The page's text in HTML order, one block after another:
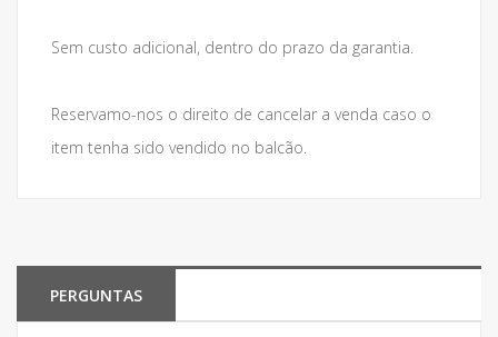
Sem custo adicional, dentro do prazo da garantia.
Reservamo-nos o direito de cancelar a venda caso o
item tenha sido vendido no balcão.
PERGUNTAS